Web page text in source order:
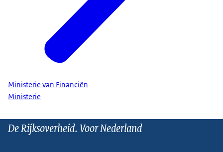
Ministerie van Financiën
Ministerie
De Rijksoverheid. Voor Nederland